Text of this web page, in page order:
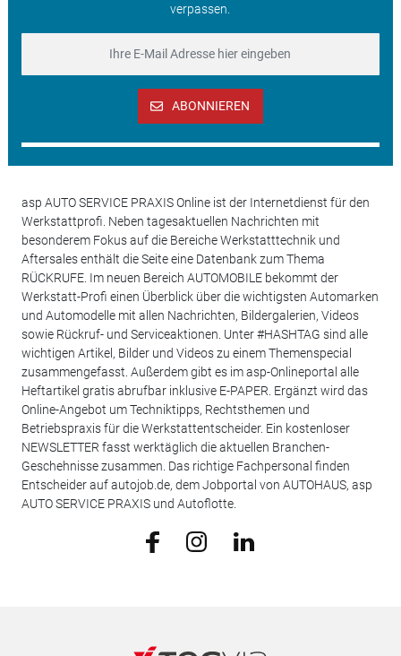
verpassen.
ABONNIEREN
asp AUTO SERVICE PRAXIS Online ist der Internetdienst für den
Werkstattprofi. Neben tagesaktuellen Nachrichten mit
besonderem Fokus auf die Bereiche Werkstatttechnik und
Aftersales enthält die Seite eine Datenbank zum Thema
RÜCKRUFE. Im neuen Bereich AUTOMOBILE bekommt der
Werkstatt-Profi einen Überblick über die wichtigsten Automarken
und Automodelle mit allen Nachrichten, Bildergalerien, Videos
sowie Rückruf- und Serviceaktionen. Unter #HASHTAG sind alle
wichtigen Artikel, Bilder und Videos zu einem Themenspecial
zusammengefasst. Außerdem gibt es im asp-Onlineportal alle
Heftartikel gratis abrufbar inklusive E-PAPER. Ergänzt wird das
Online-Angebot um Techniktipps, Rechtsthemen und
Betriebspraxis für die Werkstattentscheider. Ein kostenloser
NEWSLETTER fasst werktäglich die aktuellen Branchen-
Geschehnisse zusammen. Das richtige Fachpersonal finden
Entscheider auf autojob.de, dem Jobportal von AUTOHAUS, asp
AUTO SERVICE PRAXIS und Autoflotte.